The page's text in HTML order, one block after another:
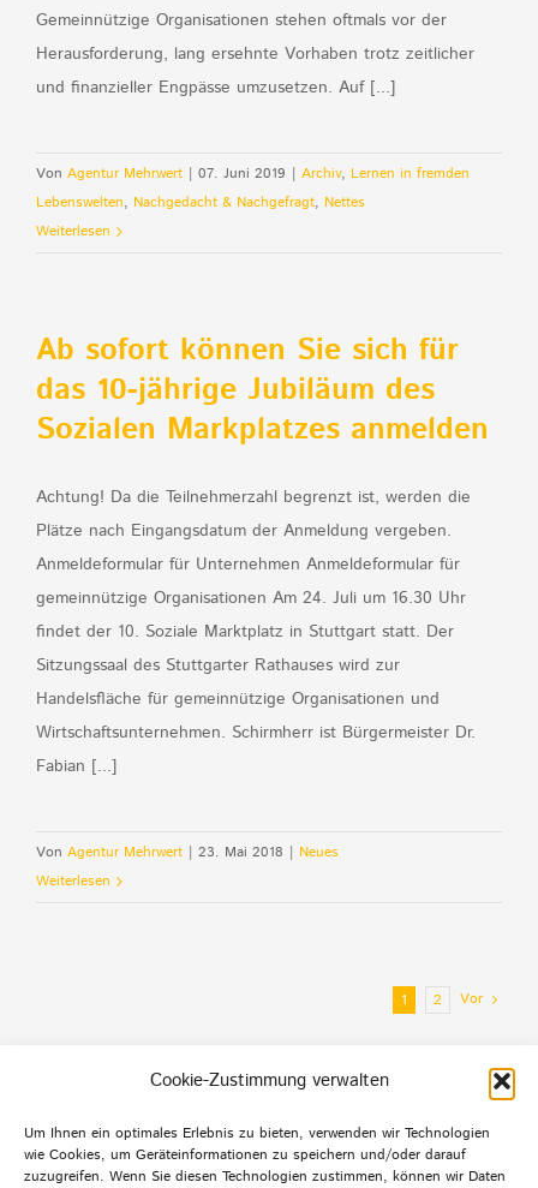
Cookie-Zustimmung verwalten
Um Ihnen ein optimales Erlebnis zu bieten, verwenden wir Technologien
wie Cookies, um Geräteinformationen zu speichern und/oder darauf
zuzugreifen. Wenn Sie diesen Technologien zustimmen, können wir Daten
Gemeinnützige Organisationen stehen oftmals vor der
Herausforderung, lang ersehnte Vorhaben trotz zeitlicher
und finanzieller Engpässe umzusetzen. Auf [...]
Von Agentur Mehrwert | 07. Juni 2019 | Archiv, Lernen in fremden
Lebenswelten, Nachgedacht & Nachgefragt, Nettes
Weiterlesen
Ab sofort können Sie sich für
das 10-jährige Jubiläum des
Sozialen Markplatzes anmelden
Achtung! Da die Teilnehmerzahl begrenzt ist, werden die
Plätze nach Eingangsdatum der Anmeldung vergeben.
Anmeldeformular für Unternehmen Anmeldeformular für
gemeinnützige Organisationen Am 24. Juli um 16.30 Uhr
findet der 10. Soziale Marktplatz in Stuttgart statt. Der
Sitzungssaal des Stuttgarter Rathauses wird zur
Handelsfläche für gemeinnützige Organisationen und
Wirtschaftsunternehmen. Schirmherr ist Bürgermeister Dr.
Fabian [...]
Von Agentur Mehrwert | 23. Mai 2018 | Neues
Weiterlesen
1 2 Vor
Default Footer Text